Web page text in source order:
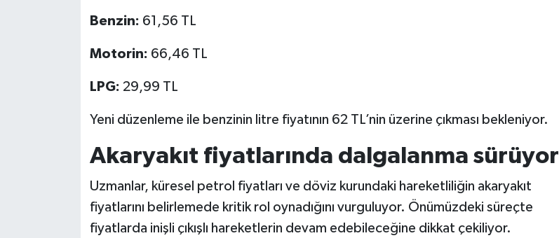
Benzin: 61,56 TL
Motorin: 66,46 TL
LPG: 29,99 TL
Yeni düzenleme ile benzinin litre fiyatının 62 TL’nin üzerine çıkması bekleniyor.
Akaryakıt fiyatlarında dalgalanma sürüyor
Uzmanlar, küresel petrol fiyatları ve döviz kurundaki hareketliliğin akaryakıt
fiyatlarını belirlemede kritik rol oynadığını vurguluyor. Önümüzdeki süreçte
fiyatlarda inişli çıkışlı hareketlerin devam edebileceğine dikkat çekiliyor.